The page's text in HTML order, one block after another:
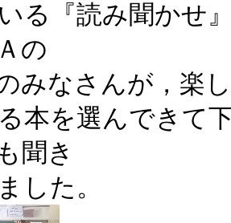
る『読み聞かせ
の
みなさんが，楽
本を選んできて
聞き
した。